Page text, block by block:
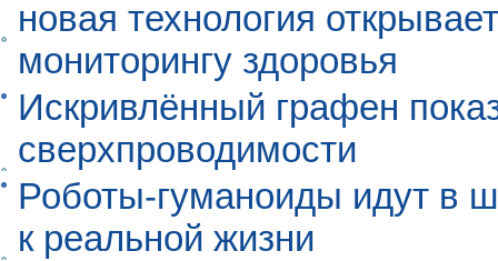
новая технология
мониторингу здоровья
Искривлённый графен
сверхпроводимости
Роботы-гуманоиды идут в
к реальной жизни